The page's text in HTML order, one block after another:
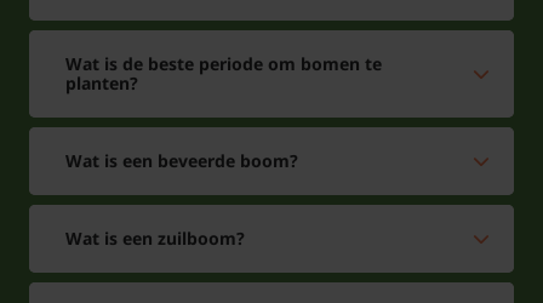
Wat is de beste periode om bomen te
planten?
Wat is een beveerde boom?
Wat is een zuilboom?